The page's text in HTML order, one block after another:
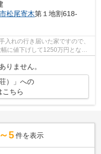
松尾寄木第１地割618-
れの行き届いた家ですので、
に値下げして1250万円となり
りません。
）」への
こちら
5 件を表示